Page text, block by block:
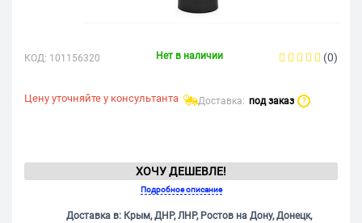
КОД: 101156320 Нет в наличии (0)
Цену уточняйте у консультанта Доставка: под заказ ?
ХОЧУ ДЕШЕВЛЕ!
Подробное описание
Доставка в: Крым, ДНР, ЛНР, Ростов на Дону, Донецк,